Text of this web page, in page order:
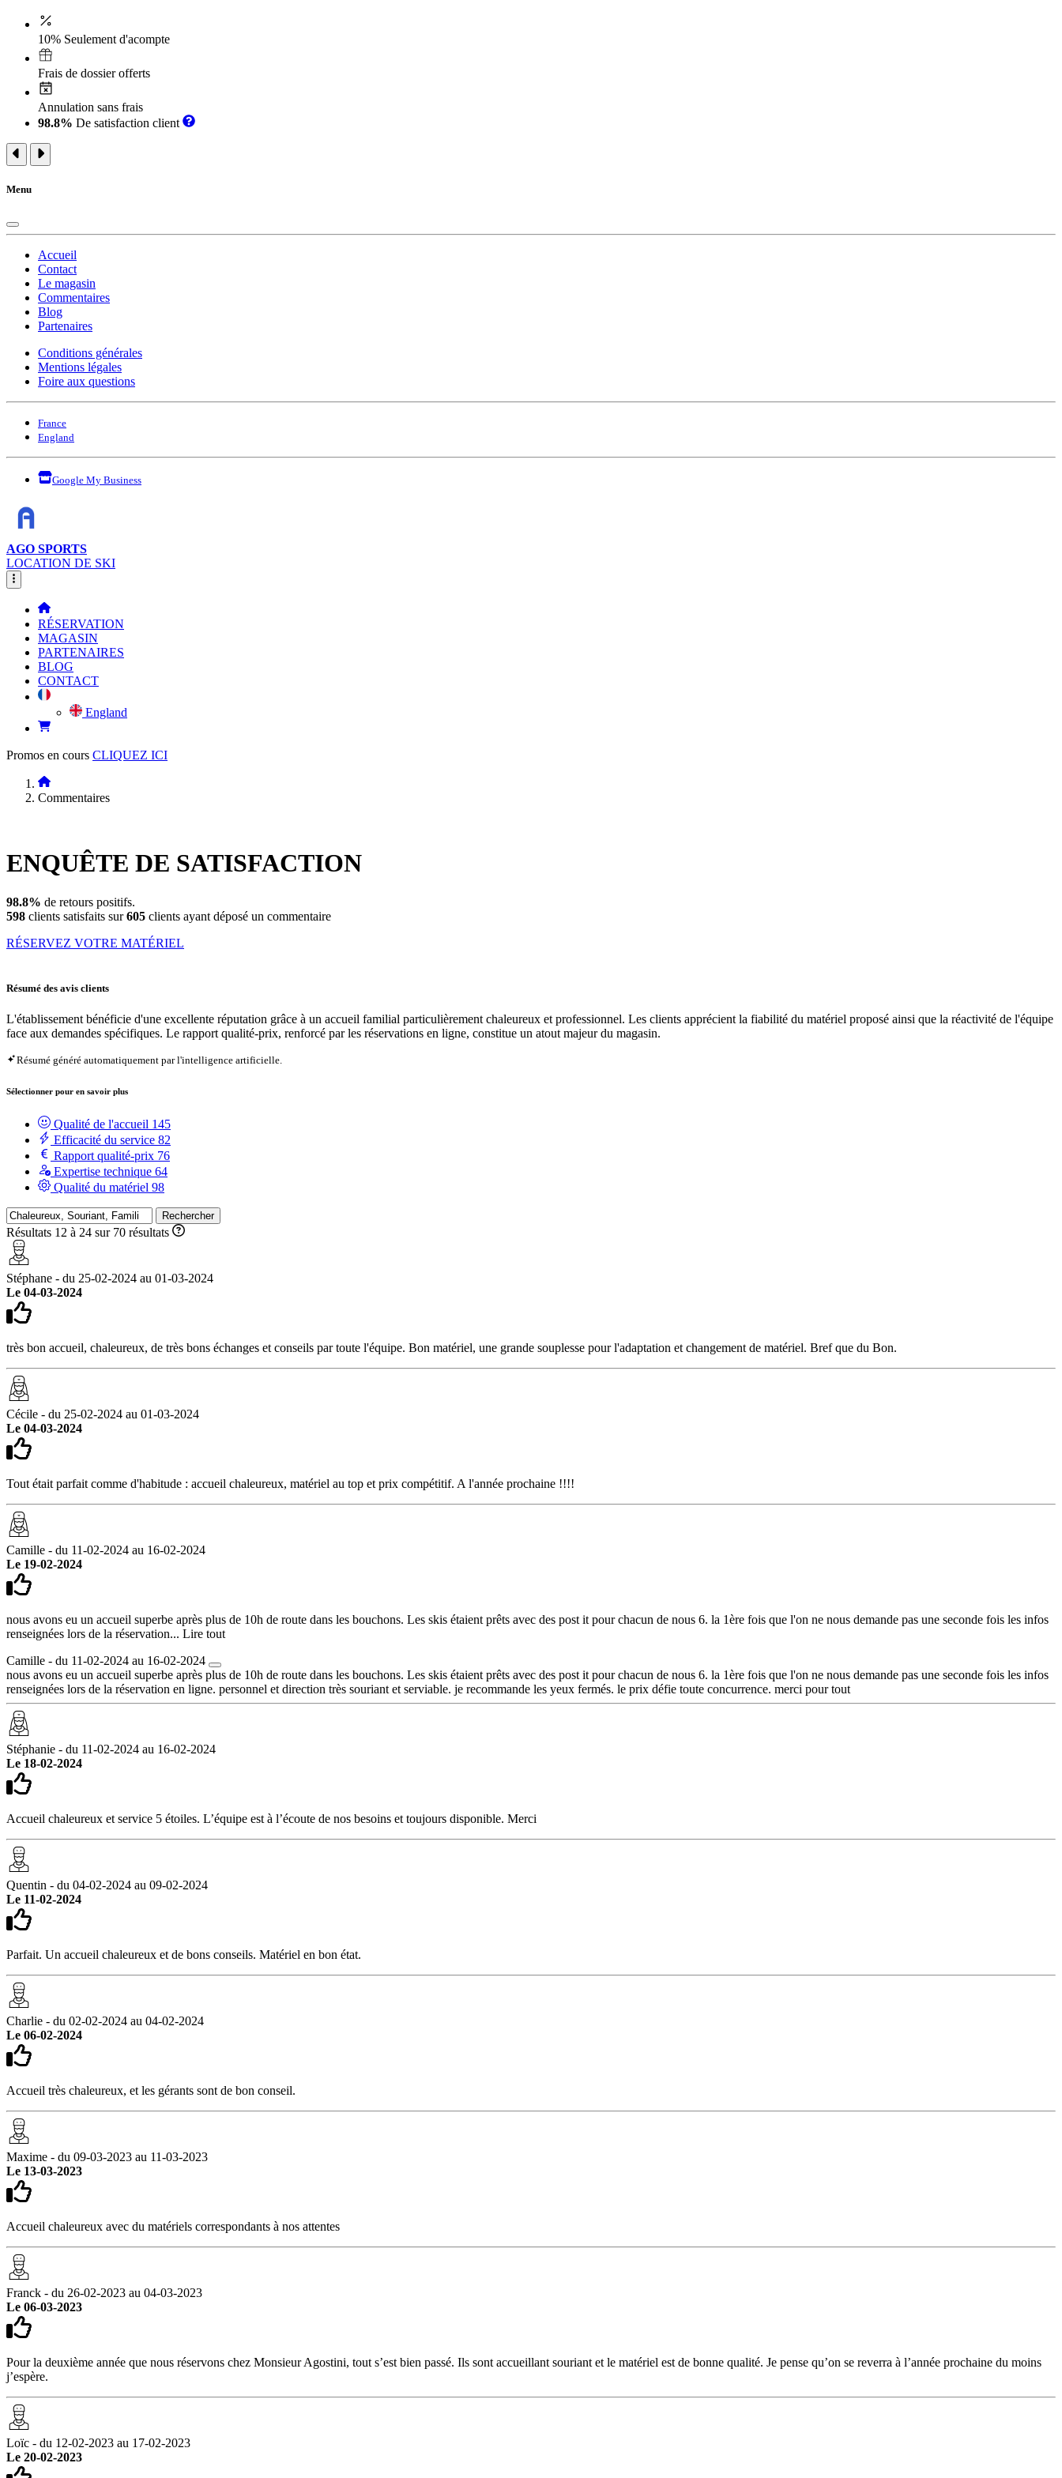
10% Seulement d'acompte
Frais de dossier offerts
Annulation sans frais
98.8% De satisfaction client
Menu
Accueil
Contact
Le magasin
Commentaires
Blog
Partenaires
Conditions générales
Mentions légales
Foire aux questions
France
England
Google My Business
AGO SPORTS
LOCATION DE SKI
RÉSERVATION
MAGASIN
PARTENAIRES
BLOG
CONTACT
England
Promos en cours CLIQUEZ ICI
Commentaires
ENQUÊTE DE SATISFACTION
98.8% de retours positifs.
598 clients satisfaits sur605 clients ayant déposé un commentaire
RÉSERVEZ VOTRE MATÉRIEL
Résumé des avis clients
L'établissement bénéficie d'une excellente réputation grâce à un accueil familial particulièrement chaleureux et professionnel. Les clients apprécient la fiabilité du matériel proposé ainsi que la réactivité de l'équipe
face aux demandes spécifiques. Le rapport qualité-prix, renforcé par les réservations en ligne, constitue un atout majeur du magasin.
Résumé généré automatiquement par l'intelligence artificielle.
Sélectionner pour en savoir plus
Qualité de l'accueil 145
Efficacité du service 82
Rapport qualité-prix 76
Expertise technique 64
Qualité du matériel 98
Rechercher
Résultats 12 à 24 sur 70 résultats
Stéphane - du 25-02-2024 au 01-03-2024
Le 04-03-2024
très bon accueil, chaleureux, de très bons échanges et conseils par toute l'équipe. Bon matériel, une grande souplesse pour l'adaptation et changement de matériel. Bref que du Bon.
Cécile - du 25-02-2024 au 01-03-2024
Le 04-03-2024
Tout était parfait comme d'habitude : accueil chaleureux, matériel au top et prix compétitif. A l'année prochaine !!!!
Camille - du 11-02-2024 au 16-02-2024
Le 19-02-2024
nous avons eu un accueil superbe après plus de 10h de route dans les bouchons. Les skis étaient prêts avec des post it pour chacun de nous 6. la 1ère fois que l'on ne nous demande pas une seconde fois les infos
renseignées lors de la réservation... Lire tout
Camille - du 11-02-2024 au 16-02-2024
nous avons eu un accueil superbe après plus de 10h de route dans les bouchons. Les skis étaient prêts avec des post it pour chacun de nous 6. la 1ère fois que l'on ne nous demande pas une seconde fois les infos
renseignées lors de la réservation en ligne. personnel et direction très souriant et serviable. je recommande les yeux fermés. le prix défie toute concurrence. merci pour tout
Stéphanie - du 11-02-2024 au 16-02-2024
Le 18-02-2024
Accueil chaleureux et service 5 étoiles. L’équipe est à l’écoute de nos besoins et toujours disponible. Merci
Quentin - du 04-02-2024 au 09-02-2024
Le 11-02-2024
Parfait. Un accueil chaleureux et de bons conseils. Matériel en bon état.
Charlie - du 02-02-2024 au 04-02-2024
Le 06-02-2024
Accueil très chaleureux, et les gérants sont de bon conseil.
Maxime - du 09-03-2023 au 11-03-2023
Le 13-03-2023
Accueil chaleureux avec du matériels correspondants à nos attentes
Franck - du 26-02-2023 au 04-03-2023
Le 06-03-2023
Pour la deuxième année que nous réservons chez Monsieur Agostini, tout s’est bien passé. Ils sont accueillant souriant et le matériel est de bonne qualité. Je pense qu’on se reverra à l’année prochaine du moins
j’espère.
Loïc - du 12-02-2023 au 17-02-2023
Le 20-02-2023